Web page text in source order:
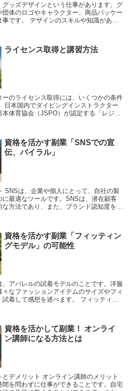
ッズデザインという仕事があります。 グ
体のロゴやキャラクター、商品パッケー
です。
デザインのスキルや知識があれ
通ったり、オンラインでデザインの講座
ンの勉強をしたりするなど、さまざまな
ッズデザインの仕事をするには、パソコ
デザインの副業を始
グサイトやデザインの専門サイトなどに
とができます。
ンの仕事を獲得することもできます。
ザインのスキルや知識を活かせる仕事な
はぴったりの仕事です。また、比較的
。
ライセンス取得と講習方法
のライセンス取得には、いくつかの条件
日本国内でダイビングインストラクター
体育協会（JSPO）が認定する「レジャ
インストラクター養成コースを受講する必
クター養成コースは、通常、10日間のカ
、ダイビング理論、実技、教育法などに
す。
合格すると、「レジャーダイビング指導
ます。
トラクターとして、生徒にスキューバダ
できるようになります。また、海外で
として働くためには、国際的なダイビン
どのライセンスを取得することが必要で
資格を活かす副業「SNSでの宣
伝、バイラル」
SNSは、企業や個人にとって、自社の製
最適なツールです。SNSは、潜在顧客
方法であり、また、ブランド認知度を高
えています。したがって、SNSを活用
顧客にリーチするための効果的な方法と
グ- SNSでは、ターゲットオーディエンス
ができます。これにより、宣伝費用を効
す。 * -エンゲージメント- SNSは、顧客
ールとしても使用できます。SNSを活
ョンをとることで、ブランドロイヤリテ
* -費用対効果- SNSは、比較的費用対効
の宣伝ツールに比べて、費用対効果が高
資格を活かす副業「フィッティン
グモデル」の可能性
アパレルの試着モデルのことです。洋服
なファッションアイテムのサイズやフィ
感想を述べます。 フィッティン
ナーにサイズ感や着心地をフィードバッ
ァッションショーや広告撮影などにも出演
ブランドやショップと契約しています。
、特定のブランドやショップで働くこと
があり、スタイルとサイズ感に精通して
た、コミュニケーション能力やチームワ
資格を活かして副業！ オンライ
ン講師になる方法とは
デメリット
を問わずに仕事ができることです。自宅